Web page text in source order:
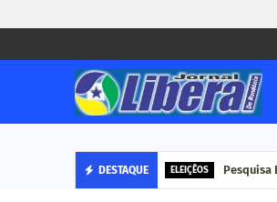
DESTAQUE ELEIÇÊOS Pesquisa